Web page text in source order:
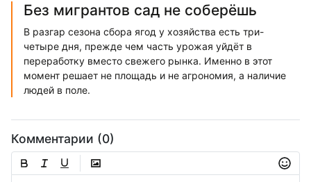
Без мигрантов сад не соберёшь
В разгар сезона сбора ягод у хозяйства есть три-
четыре дня, прежде чем часть урожая уйдёт в
переработку вместо свежего рынка. Именно в этот
момент решает не площадь и не агрономия, а наличие
людей в поле.
Комментарии (0)